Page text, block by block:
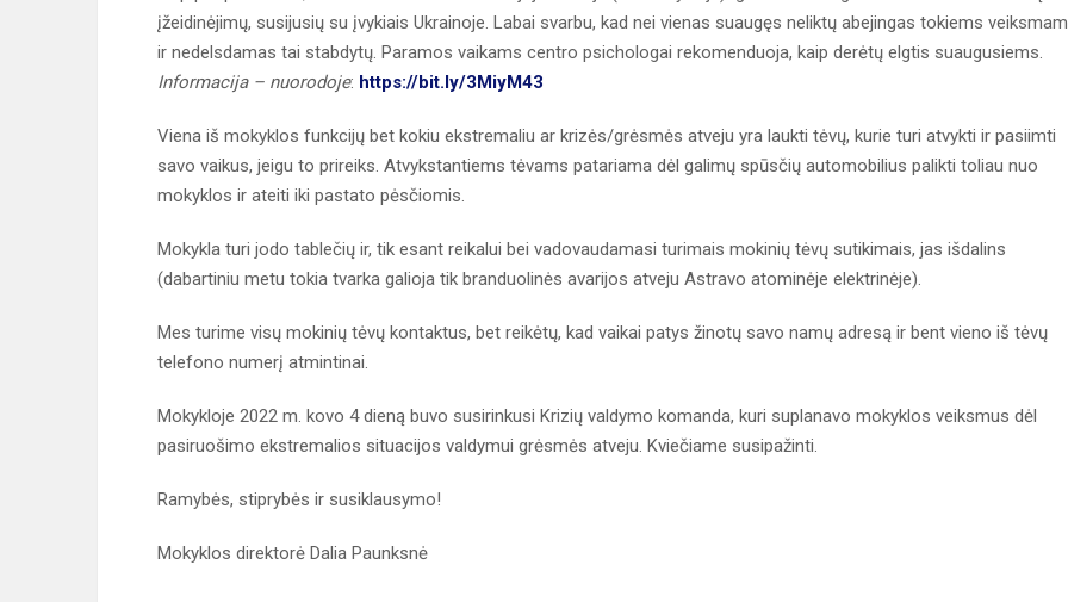
įžeidinėjimų, susijusių su įvykiais Ukrainoje. Labai svarbu, kad nei vienas suaugęs neliktų abejingas tokiems
ir nedelsdamas tai stabdytų. Paramos vaikams centro psichologai rekomenduoja, kaip derėtų elgtis suaugusiems.
Informacija – nuorodoje: https://bit.ly/3MiyM43
Viena iš mokyklos funkcijų bet kokiu ekstremaliu ar krizės/grėsmės atveju yra laukti tėvų, kurie turi atvykti ir pasiimti
savo vaikus, jeigu to prireiks. Atvykstantiems tėvams patariama dėl galimų spūsčių automobilius palikti toliau nuo
mokyklos ir ateiti iki pastato pėsčiomis.
Mokykla turi jodo tablečių ir, tik esant reikalui bei vadovaudamasi turimais mokinių tėvų sutikimais, jas išdalins
(dabartiniu metu tokia tvarka galioja tik branduolinės avarijos atveju Astravo atominėje elektrinėje).
Mes turime visų mokinių tėvų kontaktus, bet reikėtų, kad vaikai patys žinotų savo namų adresą ir bent vieno iš tėvų
telefono numerį atmintinai.
Mokykloje 2022 m. kovo 4 dieną buvo susirinkusi Krizių valdymo komanda, kuri suplanavo mokyklos veiksmus dėl
pasiruošimo ekstremalios situacijos valdymui grėsmės atveju. Kviečiame susipažinti.
Ramybės, stiprybės ir susiklausymo!
Mokyklos direktorė Dalia Paunksnė